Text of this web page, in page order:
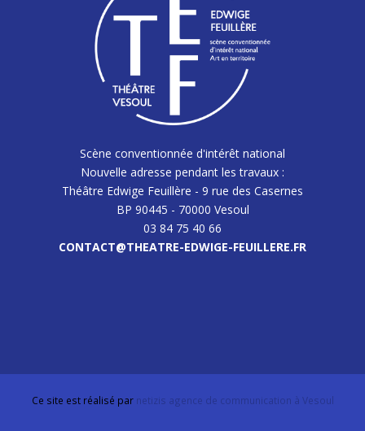
Scène conventionnée d'intérêt national
Nouvelle adresse pendant les travaux :
Théâtre Edwige Feuillère - 9 rue des Casernes
BP 90445 - 70000 Vesoul
03 84 75 40 66
CONTACT@THEATRE-EDWIGE-FEUILLERE.FR
Ce site est réalisé par netizis agence de communication à Vesoul